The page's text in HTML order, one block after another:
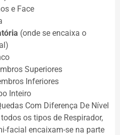
e Face
(onde se encaixa o
Superiores
Inferiores
Inteiro
Com Diferença De Nível
os tipos de Respirador,
facial encaixam-se na parte